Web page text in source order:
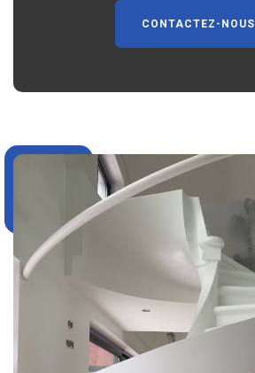
CONTACTEZ-NOUS